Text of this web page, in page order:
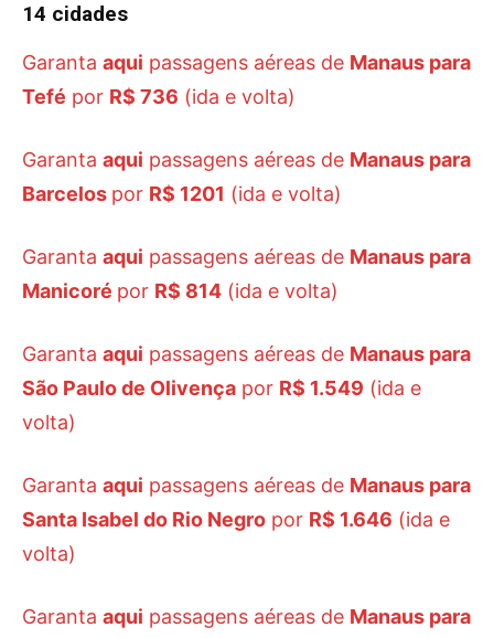
14 cidades
Garanta aqui passagens aéreas de Manaus para
Tefé por R$ 736 (ida e volta)
Garanta aqui passagens aéreas de Manaus para
Barcelos por R$ 1201 (ida e volta)
Garanta aqui passagens aéreas de Manaus para
Manicoré por R$ 814 (ida e volta)
Garanta aqui passagens aéreas de Manaus para
São Paulo de Olivença por R$ 1.549 (ida e
volta)
Garanta aqui passagens aéreas de Manaus para
Santa Isabel do Rio Negro por R$ 1.646 (ida e
volta)
Garanta aqui passagens aéreas de Manaus para